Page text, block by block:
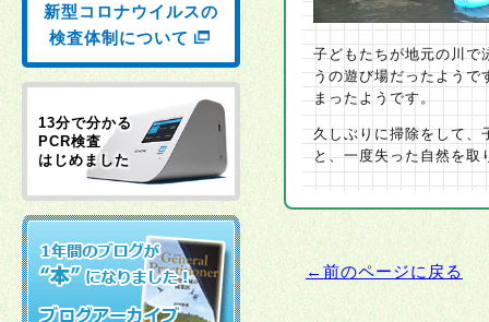
子どもたちが地元の川で
うの遊び場だったようで
まったようです。
久しぶりに掃除をして、
と、一度失った自然を取
←前のページに戻る
新型コロナウイルスの
検査体制について
13分で分かる
PCR検査
はじめました